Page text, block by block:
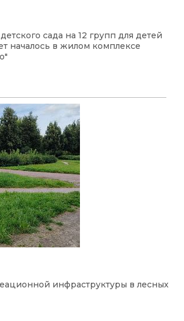
сада на 12 групп для детей
началось в жилом комплексе
инфраструктуры в лесных